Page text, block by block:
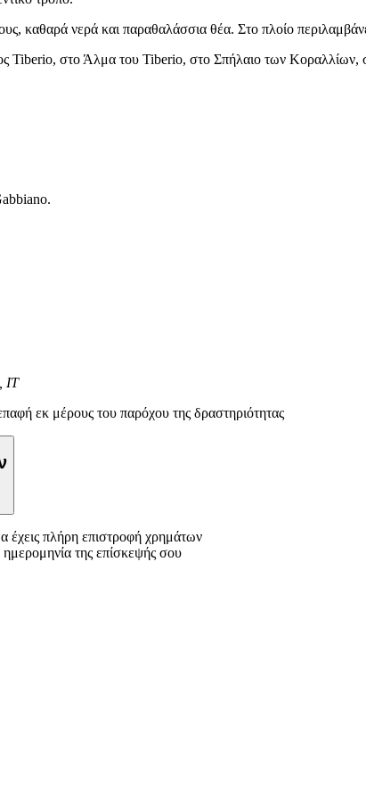
καθαρά νερά και παραθαλάσσια θέα. Στο πλοίο
Tiberio, στο Άλμα του Tiberio, στο Σπήλαιο των
IT
εκ μέρους του παρόχου της δραστηριότητας
πλήρη επιστροφή χρημάτων
της επίσκεψής σου